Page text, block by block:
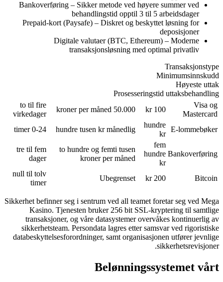
Bankoverføring – Sikker metode
behandlingstid
Prepaid-kort (Paysafe) – Diskret
Digitale valutaer (BTC,
50.000 kroner per
to til fire
virkedager
hundre tusen kr
0-24 timer
to hundre og femti
kroner per
tre til fem
dager
null til tolv
timer
Sikkerhet befinner seg i sentrum ved
Kasino. Tjenesten bruker 256
transaksjoner, og våre
sikkerhetsteam. Persondata
databeskyttelsesforordninger, samt